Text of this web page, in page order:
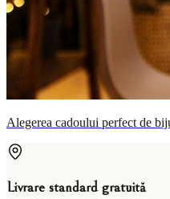
Alegerea cadoului perfect de
Livrare standard gratuită